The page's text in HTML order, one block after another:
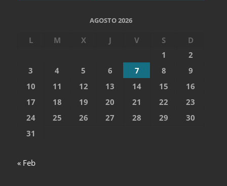
AGOSTO 2026
L M X J V S
D
1
2
3
4 5 6 7 8
9
10
11 12 13 14 15
16
17
18 19 20 21 22
23
24
25 26 27 28 29
30
31
« Feb